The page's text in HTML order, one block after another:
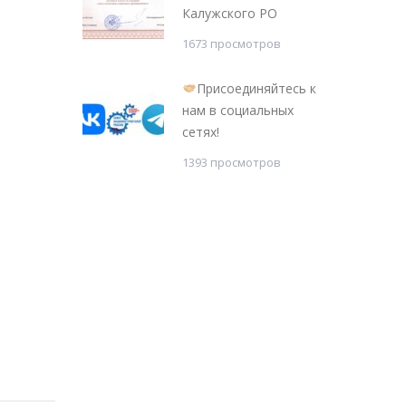
Калужского РО
1673 просмотров
Присоединяйтесь к
нам в социальных
сетях!
1393 просмотров